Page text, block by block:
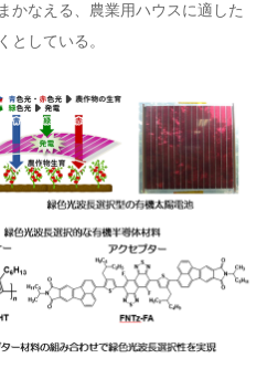
かなえる、農業用ハウスに適した
としている。